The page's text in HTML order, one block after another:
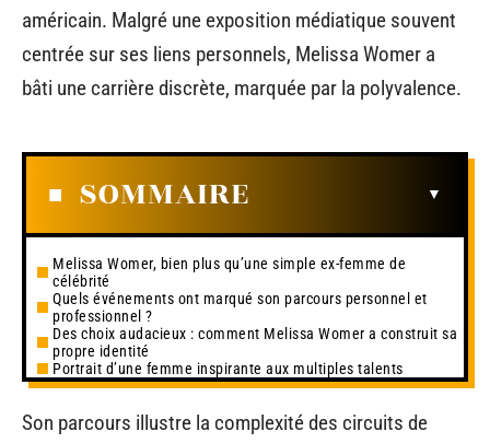
américain. Malgré une exposition médiatique souvent
centrée sur ses liens personnels, Melissa Womer a
bâti une carrière discrète, marquée par la polyvalence.
SOMMAIRE
Melissa Womer, bien plus qu’une simple ex-femme de
célébrité
Quels événements ont marqué son parcours personnel et
professionnel ?
Des choix audacieux : comment Melissa Womer a construit sa
propre identité
Portrait d’une femme inspirante aux multiples talents
Son parcours illustre la complexité des circuits de